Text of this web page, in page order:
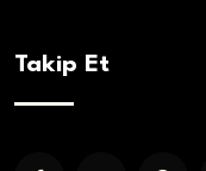
Takip Et